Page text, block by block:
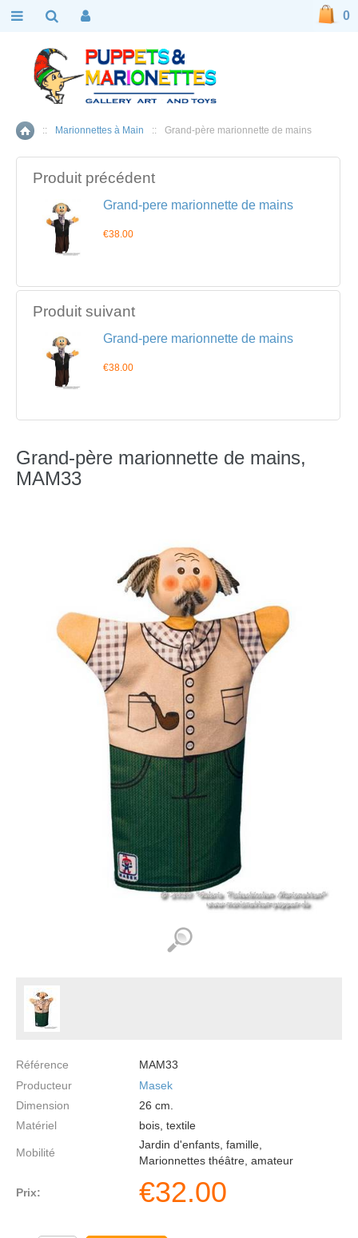
Accueil
:: Marionnettes à Main :: Grand-père marionnette de mains
Produit précédent
Grand-pere marionnette de mains
€38.00
Produit suivant
Grand-pere marionnette de mains
€38.00
Grand-père marionnette de mains,
MAM33
Référence
MAM33
Producteur
Masek
Dimension
26 cm.
Matériel
bois, textile
Mobilité
Jardin d'enfants, famille,
Marionnettes théâtre, amateur
Prix: €32.00
0